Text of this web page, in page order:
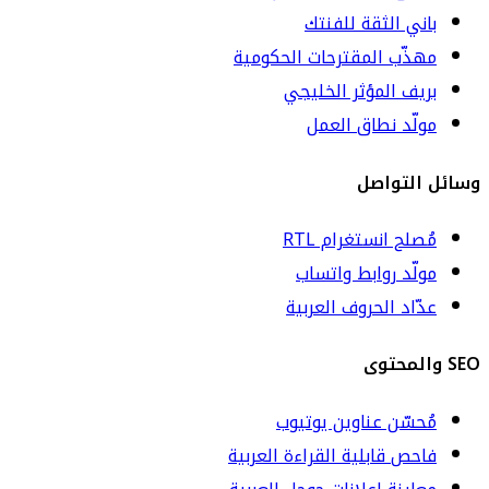
باني الثقة للفنتك
مهذّب المقترحات الحكومية
بريف المؤثر الخليجي
مولّد نطاق العمل
وسائل التواصل
مُصلح انستغرام RTL
مولّد روابط واتساب
عدّاد الحروف العربية
SEO والمحتوى
مُحسّن عناوين يوتيوب
فاحص قابلية القراءة العربية